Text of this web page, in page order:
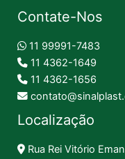
Contate-Nos
11 99991-7483
11 4362-1649
11 4362-1656
Localização
Rua Rei Vitório